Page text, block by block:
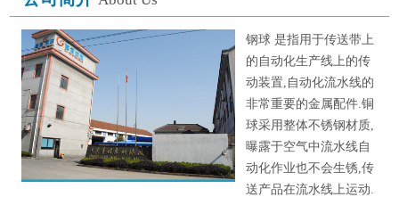
钢球 是指用于传送带上
的自动化生产线上的传
动装置,自动化流水线的
非常重要的金属配件.铜
球采用整体不锈钢材质,
曝露于空气中流水线自
动化作业也不会生锈,传
送产品在流水线上运动.